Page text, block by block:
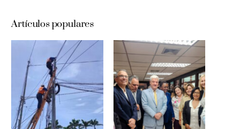
Artículos populares